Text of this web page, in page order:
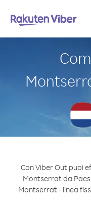
Con Viber Out puoi
Montserrat da
Montserrat - linea